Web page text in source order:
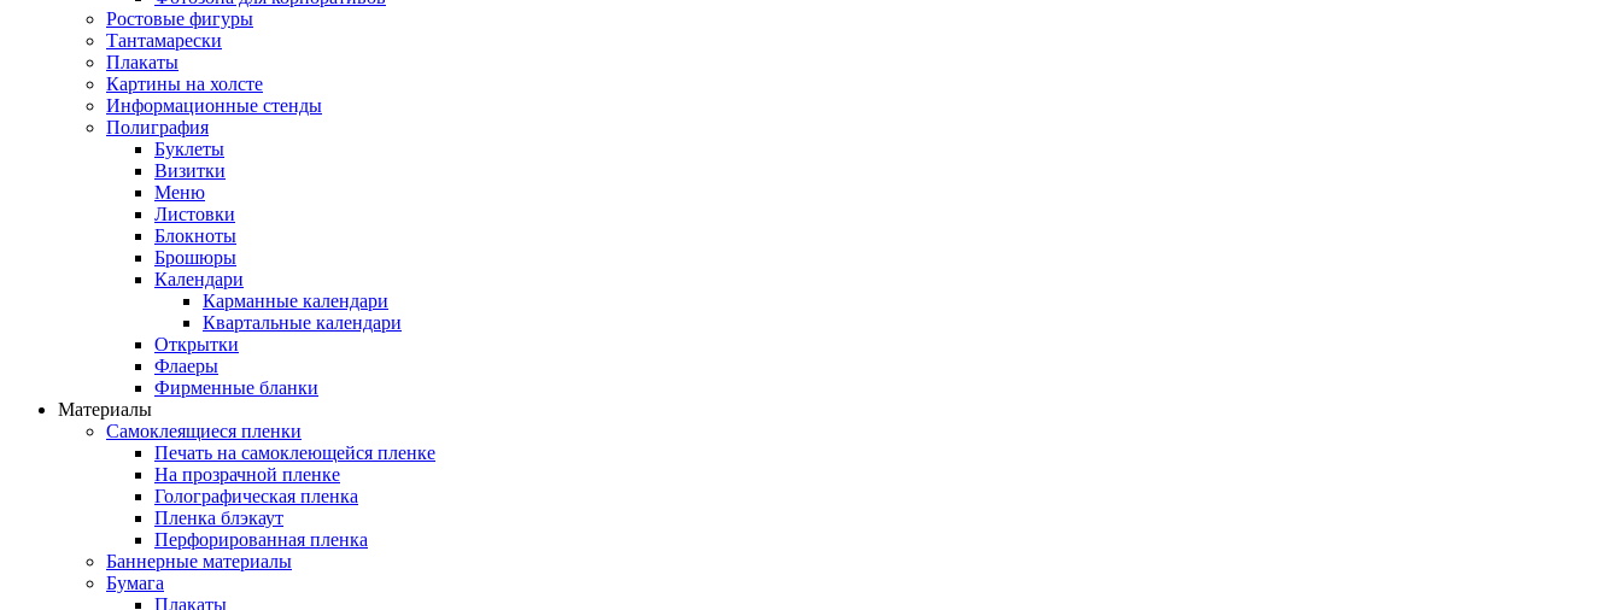
Ростовые фигуры
Тантамарески
Плакаты
Картины на холсте
Информационные стенды
Полиграфия
Буклеты
Визитки
Меню
Листовки
Блокноты
Брошюры
Календари
Карманные календари
Квартальные календари
Открытки
Флаеры
Фирменные бланки
Материалы
Самоклеящиеся пленки
Печать на самоклеющейся пленке
На прозрачной пленке
Голографическая пленка
Пленка блэкаут
Перфорированная пленка
Баннерные материалы
Бумага
Плакаты